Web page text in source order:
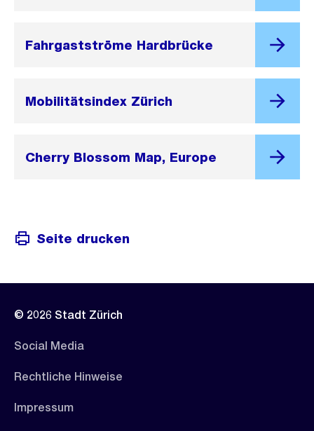
Fahrgastströme Hardbrücke
Mobilitätsindex Zürich
Cherry Blossom Map, Europe
Seite drucken
© 2026 Stadt Zürich
Social Media
Rechtliche Hinweise
Impressum